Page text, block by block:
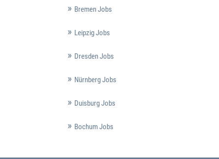
Bremen Jobs
Leipzig Jobs
Dresden Jobs
Nürnberg Jobs
Duisburg Jobs
Bochum Jobs